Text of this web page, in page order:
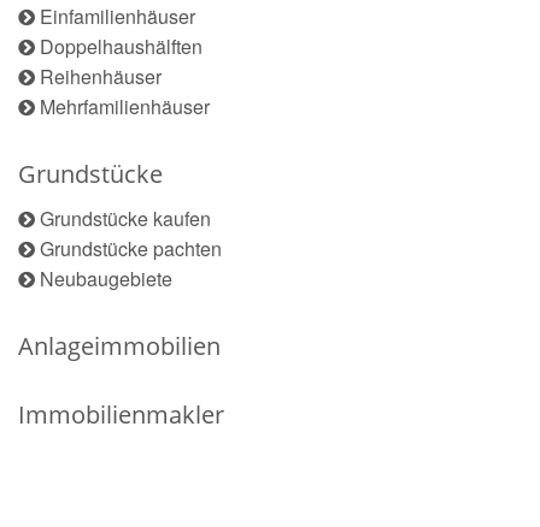
Einfamilienhäuser
Doppelhaushälften
Reihenhäuser
Mehrfamilienhäuser
Grundstücke
Grundstücke kaufen
Grundstücke pachten
Neubaugebiete
Anlageimmobilien
Immobilienmakler